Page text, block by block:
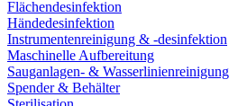
Flächendesinfektion
Händedesinfektion
Instrumentenreinigung & -desinfektion
Maschinelle Aufbereitung
Sauganlagen- & Wasserlinienreinigung
Spender & Behälter